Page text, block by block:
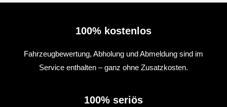
100% kostenlos
Fahrzeugbewertung, Abholung und Abmeldung sind im
Service enthalten – ganz ohne Zusatzkosten.
100% seriös